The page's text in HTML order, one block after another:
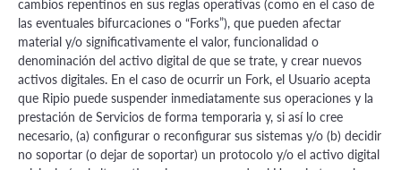
cambios repentinos en sus reglas operativas (como en el caso de
las eventuales bifurcaciones o “Forks”), que pueden afectar
material y/o significativamente el valor, funcionalidad o
denominación del activo digital de que se trate, y crear nuevos
activos digitales. En el caso de ocurrir un Fork, el Usuario acepta
que Ripio puede suspender inmediatamente sus operaciones y la
prestación de Servicios de forma temporaria y, si así lo cree
necesario, (a) configurar o reconfigurar sus sistemas y/o (b) decidir
no soportar (o dejar de soportar) un protocolo y/o el activo digital